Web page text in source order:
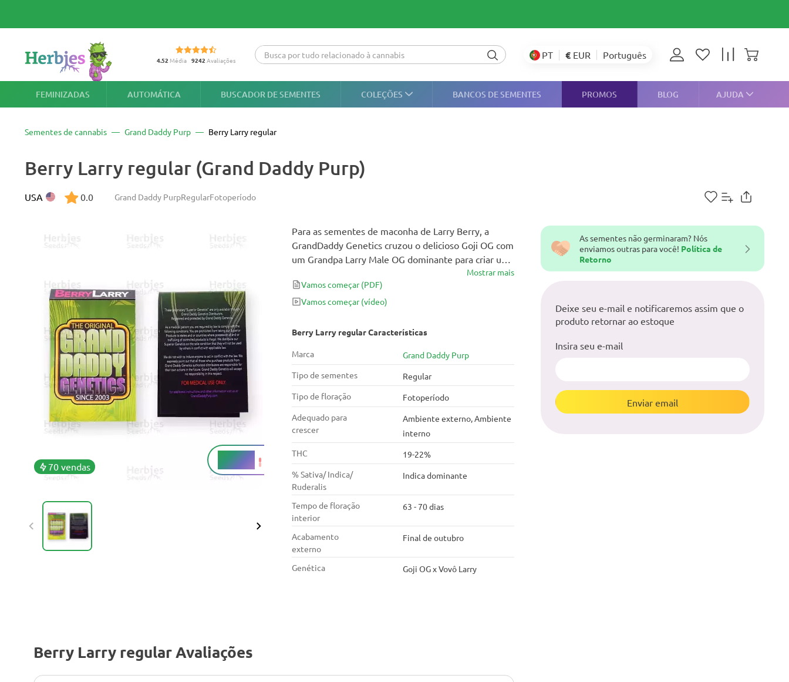
4.52 Média 9242 Avaliações PT € EUR Português
FEMINIZADAS AUTOMÁTICA BUSCADOR DE SEMENTES COLEÇÕES BANCOS DE SEMENTES PROMOS BLOG AJUDA
Sementes de cannabis Grand Daddy Purp Berry Larry regular
70 vendas
19-22%
THC
Berry Larry regular (Grand Daddy Purp)
Grand Daddy PurpRegularFotoperíodo
USA 0.0
Berry Larry regular Características
Marca
Grand Daddy Purp
Tipo de sementes
Regular
Tipo de floração
Fotoperíodo
Adequado para
crescer
Ambiente externo, Ambiente
interno
THC
19-22%
% Sativa/ Indica/
Ruderalis
Indica dominante
Tempo de floração
interior
63 - 70 dias
Acabamento
externo
Final de outubro
Genética Goji OG x Vovô Larry
Berry Larry regular Avaliações
Para as sementes de maconha de Larry Berry, a
GrandDaddy Genetics cruzou o delicioso Goji OG com
um Grandpa Larry Male OG dominante para criar uma
variedade de sementes úmidas a um nível quase
nunca visto antes na maconha medicinal. Seu sabor
frutado de alcaçuz é intenso a um nível que os
Mostrar mais
Vamos começar (PDF)
Vamos começar(vídeo)
As sementes não germinaram? Nós
enviamos outras para você! Política de
Retorno
Deixe seu e-mail e notificaremos assim que o
produto retornar ao estoque
Insira seu e-mail
Enviar email